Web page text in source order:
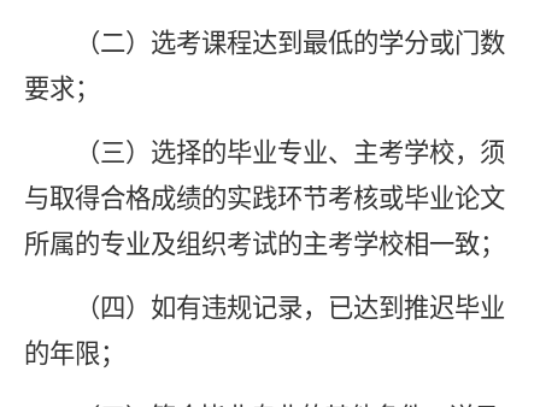
（二）选考课程达到最低的学分或门数
要求；
（三）选择的毕业专业、主考学校，须
与取得合格成绩的实践环节考核或毕业论文
所属的专业及组织考试的主考学校相一致；
（四）如有违规记录，已达到推迟毕业
的年限；